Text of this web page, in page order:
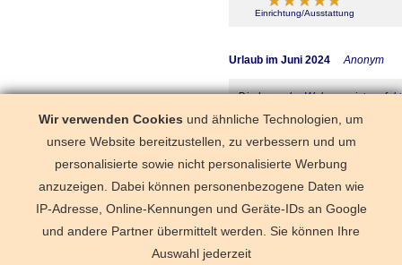
Einrichtung/Ausstattung
Urlaub im Juni 2024 Anonym
Die Lage der Wohnung ist
schlimmeres. Leider spinnt der
denke, ich werde die Wohnung
Einrichtung/Ausstattung
Deutschland Florida
Wir verwenden Cookies und ähnliche Technologien, um
unsere Website bereitzustellen, zu verbessern und um
personalisierte sowie nicht personalisierte Werbung
anzuzeigen. Dabei können personenbezogene Daten wie
IP-Adresse, Online-Kennungen und Geräte-IDs an Google
und andere Partner übermittelt werden. Sie können Ihre
Auswahl jederzeit